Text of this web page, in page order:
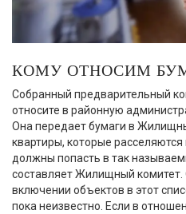
КОМУ ОТНОСИМ
Собранный предварительный
относите в районную
Она передает бумаги в
квартиры, которые
должны попасть в так
составляет Жилищный комитет.
включении объектов в этот
пока неизвестно. Если в